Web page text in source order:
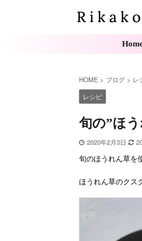
HOME > ブログ > レ
レシピ
旬の”ほ
2020年2月3日
旬のほうれん草を
ほうれん草のク